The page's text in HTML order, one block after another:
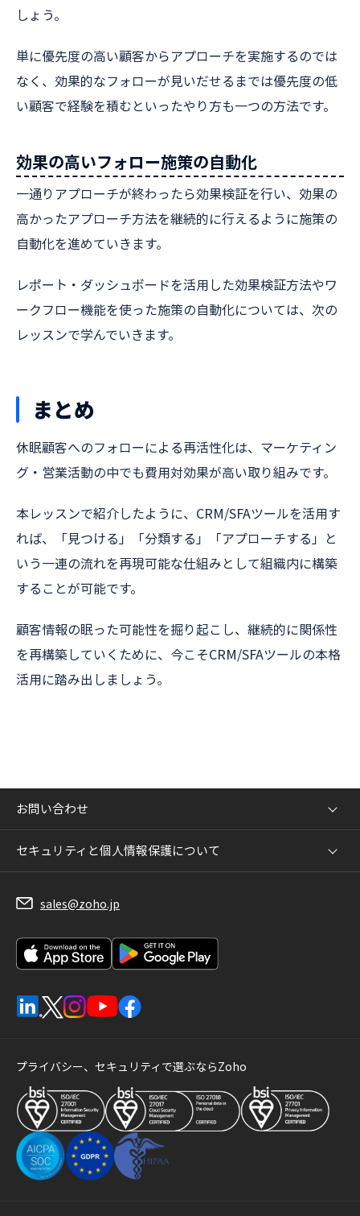
しょう。
単に優先度の高い顧客からアプローチを実施するのでは
なく、効果的なフォローが見いだせるまでは優先度の低
い顧客で経験を積むといったやり方も一つの方法です。
効果の高いフォロー施策の自動化
一通りアプローチが終わったら効果検証を行い、効果の
高かったアプローチ方法を継続的に行えるように施策の
自動化を進めていきます。
レポート・ダッシュボードを活用した効果検証方法やワ
ークフロー機能を使った施策の自動化については、次の
レッスンで学んでいきます。
まとめ
休眠顧客へのフォローによる再活性化は、マーケティン
グ・営業活動の中でも費用対効果が高い取り組みです。
本レッスンで紹介したように、CRM/SFAツールを活用す
れば、「見つける」「分類する」「アプローチする」と
いう一連の流れを再現可能な仕組みとして組織内に構築
することが可能です。
顧客情報の眠った可能性を掘り起こし、継続的に関係性
を再構築していくために、今こそCRM/SFAツールの本格
活用に踏み出しましょう。
お問い合わせ
セキュリティと個人情報保護について
sales@zoho.jp
プライバシー、セキュリティで選ぶならZoho